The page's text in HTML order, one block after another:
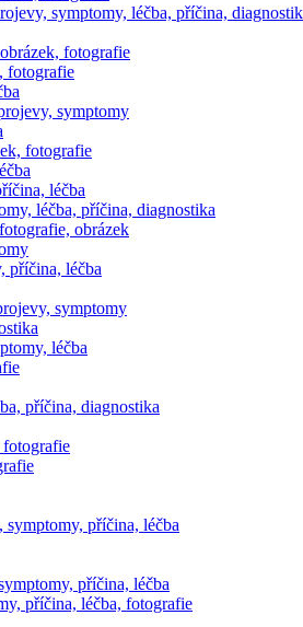
symptomy, léčba, příčina,
fotografie
fotografie
symptomy
fotografie
léčba
léčba, příčina, diagnostika
obrázek
příčina, léčba
symptomy
léčba
příčina, diagnostika
fotografie
příčina, léčba
příčina, léčba
příčina, léčba, fotografie